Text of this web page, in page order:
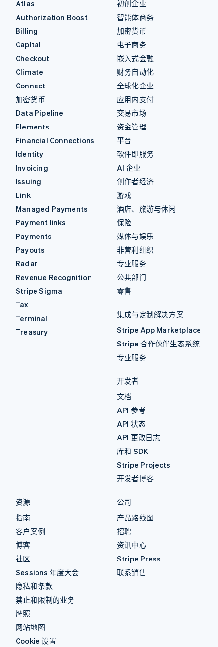
Atlas
Authorization Boost
Billing
Capital
Checkout
Climate
Connect
加密货币
Data Pipeline
Elements
Financial Connections
Identity
Invoicing
Issuing
Link
Managed Payments
Payment links
Payments
Payouts
Radar
Revenue Recognition
Stripe Sigma
Tax
Terminal
Treasury
初创企业
智能体商务
加密货币
电子商务
嵌入式金融
财务自动化
全球化企业
应用内支付
交易市场
资金管理
平台
软件即服务
AI 企业
创作者经济
游戏
酒店、旅游与休闲
保险
媒体与娱乐
非营利组织
专业服务
公共部门
零售
集成与定制解决方案
Stripe App Marketplace
Stripe 合作伙伴生态系统
专业服务
开发者
文档
API 参考
API 状态
API 更改日志
库和 SDK
Stripe Projects
开发者博客
资源
指南
客户案例
博客
社区
Sessions 年度大会
隐私和条款
禁止和限制的业务
牌照
网站地图
Cookie 设置
公司
产品路线图
招聘
资讯中心
Stripe Press
联系销售